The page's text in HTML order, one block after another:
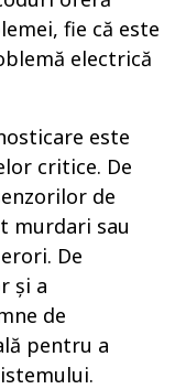
fie că este
electrică
este
critice. De
de
murdari sau
De
și a
de
pentru a